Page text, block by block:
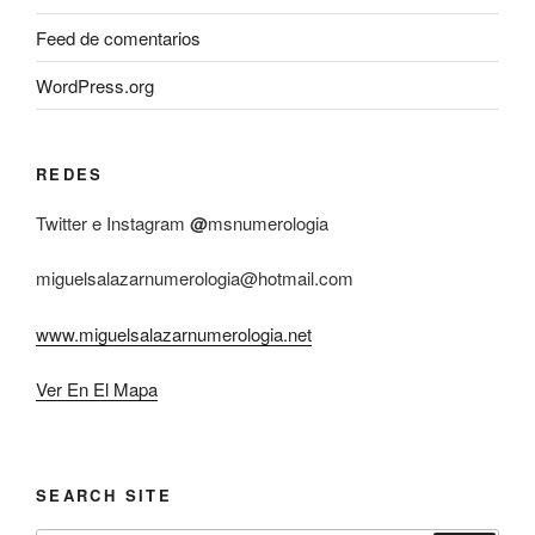
Feed de comentarios
WordPress.org
REDES
Twitter e Instagram @msnumerologia
miguelsalazarnumerologia@hotmail.com
www.miguelsalazarnumerologia.net
Ver En El Mapa
SEARCH SITE